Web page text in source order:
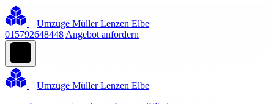
Umzüge Müller Lenzen Elbe
015792648448 Angebot anfordern
Umzüge Müller Lenzen Elbe